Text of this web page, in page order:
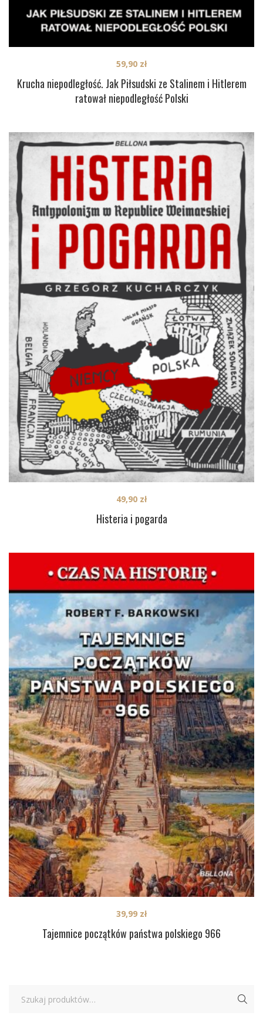
Krucha niepodległość. Jak Piłsudski ze Stalinem i Hitlerem
ratował niepodległość Polski
59,90 zł
Histeria i pogarda
49,90 zł
Tajemnice początków państwa polskiego 966
39,99 zł